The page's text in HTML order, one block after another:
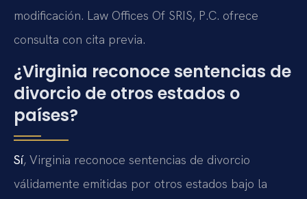
modificación. Law Offices Of SRIS, P.C. ofrece
consulta con cita previa.
¿Virginia reconoce sentencias de
divorcio de otros estados o
países?
Sí, Virginia reconoce sentencias de divorcio
válidamente emitidas por otros estados bajo la